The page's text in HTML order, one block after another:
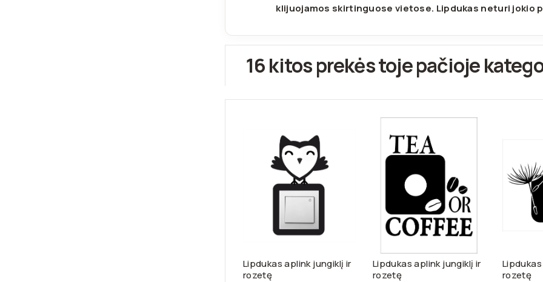
klijuojamos skirtinguose vietose. Lipdukas neturi jokio
16 kitos prekės toje pačioje
Lipdukas aplink jungiklį ir
rozetę
Lipdukas aplink jungiklį ir
rozetę
rozetę